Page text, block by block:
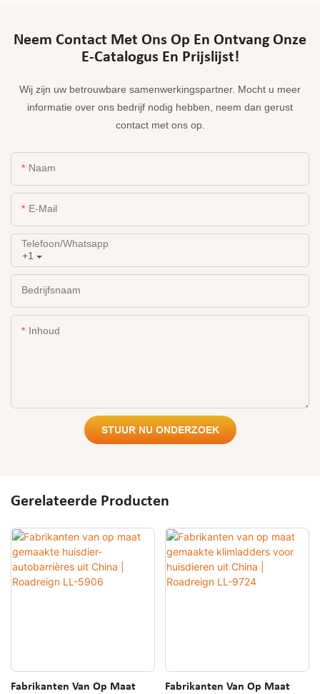
Neem Contact Met Ons Op En Ontvang Onze
E-Catalogus En Prijslijst!
Wij zijn uw betrouwbare samenwerkingspartner. Mocht u meer
informatie over ons bedrijf nodig hebben, neem dan gerust
contact met ons op.
Naam
E-Mail
+1
Telefoon/whatsapp
Bedrijfsnaam
Inhoud
STUUR NU ONDERZOEK
Gerelateerde Producten
Fabrikanten Van Op Maat Fabrikanten Van Op Maat